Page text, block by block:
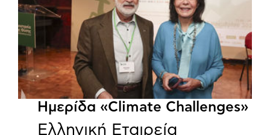
Ημερίδα «Climate Challenges»
Ελληνική Εταιρεία